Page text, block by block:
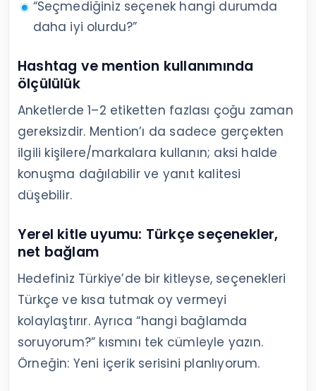
“Seçmediğiniz seçenek hangi durumda
daha iyi olurdu?”
Hashtag ve mention kullanımında
ölçülülük
Anketlerde 1–2 etiketten fazlası çoğu zaman
gereksizdir. Mention’ı da sadece gerçekten
ilgili kişilere/markalara kullanın; aksi halde
konuşma dağılabilir ve yanıt kalitesi
düşebilir.
Yerel kitle uyumu: Türkçe seçenekler,
net bağlam
Hedefiniz Türkiye’de bir kitleyse, seçenekleri
Türkçe ve kısa tutmak oy vermeyi
kolaylaştırır. Ayrıca “hangi bağlamda
soruyorum?” kısmını tek cümleyle yazın.
Örneğin: Yeni içerik serisini planlıyorum.